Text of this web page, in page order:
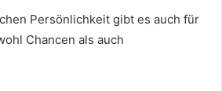
Persönlichkeit gibt es auch für
Chancen als auch